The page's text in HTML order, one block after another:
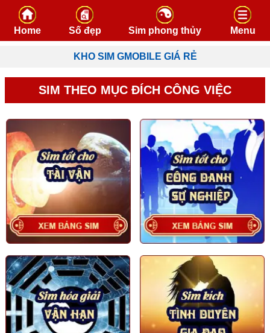
Skip to content
Home Số đẹp Sim phong thủy Menu
KHO SIM GMOBILE GIÁ RẺ
SIM THEO MỤC ĐÍCH CÔNG VIỆC